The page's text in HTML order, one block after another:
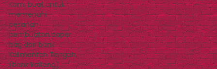
Kami buat untuk
memenuhi
pesanan
pembuatan paper
bag dari bank
Kalimantan Tengah
(bank kalteng).